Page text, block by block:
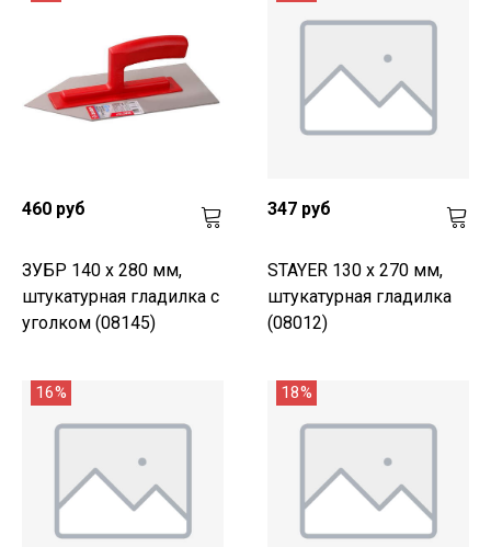
460 руб
ЗУБР 140 х 280 мм,
штукатурная гладилка с
уголком (08145)
347 руб
STAYER 130 х 270 мм,
штукатурная гладилка
(08012)
16% 18%